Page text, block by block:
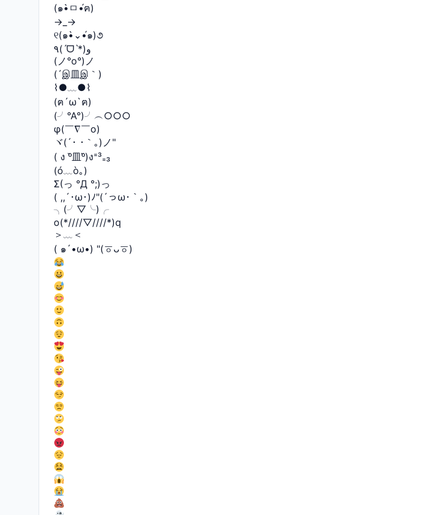
(๑•̀ㅁ•́ฅ)
→_→
୧(๑•̀⌄•́๑)૭
٩(ˊᗜˋ*)و
(ノ°ο°)ノ
(´இ皿இ｀)
⌇●﹏●⌇
(ฅ´ω`ฅ)
(╯°A°)╯︵○○○
φ(￣∇￣o)
ヾ(´･ ･｀｡)ノ"
( ง ᵒ̌皿ᵒ̌)ง⁼³₌₃
(ó﹏ò｡)
Σ(っ °Д °;)っ
( ,,´･ω･)ﾉ"(´っω･｀｡)
╮(╯▽╰)╭
o(*////▽////*)q
＞﹏＜
( ๑´•ω•) "(ㆆᴗㆆ)